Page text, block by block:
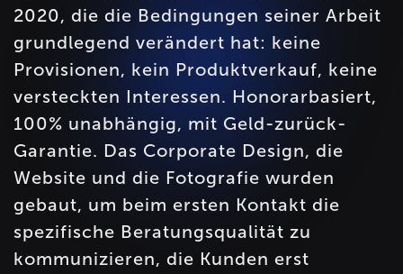
2020, die die Bedingungen seiner Arbeit
grundlegend verändert hat: keine
Provisionen, kein Produktverkauf, keine
versteckten Interessen. Honorarbasiert,
100% unabhängig, mit Geld-zurück-
Garantie. Das Corporate Design, die
Website und die Fotografie wurden
gebaut, um beim ersten Kontakt die
spezifische Beratungsqualität zu
kommunizieren, die Kunden erst